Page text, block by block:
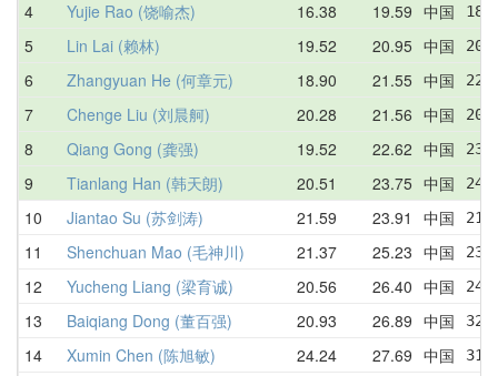
4 Yujie Rao (饶喻杰) 16.38 19.59 中国
5 Lin Lai (赖林) 19.52 20.95 中国
6 Zhangyuan He (何章元) 18.90 21.55 中国
7 Chenge Liu (刘晨舸) 20.28 21.56 中国
8 Qiang Gong (龚强) 19.52 22.62 中国
9 Tianlang Han (韩天朗) 20.51 23.75 中国
10 Jiantao Su (苏剑涛) 21.59 23.91 中国
11 Shenchuan Mao (毛神川) 21.37 25.23 中国
12 Yucheng Liang (梁育诚) 20.56 26.40 中国
13 Baiqiang Dong (董百强) 20.93 26.89 中国
14 Xumin Chen (陈旭敏) 24.24 27.69 中国